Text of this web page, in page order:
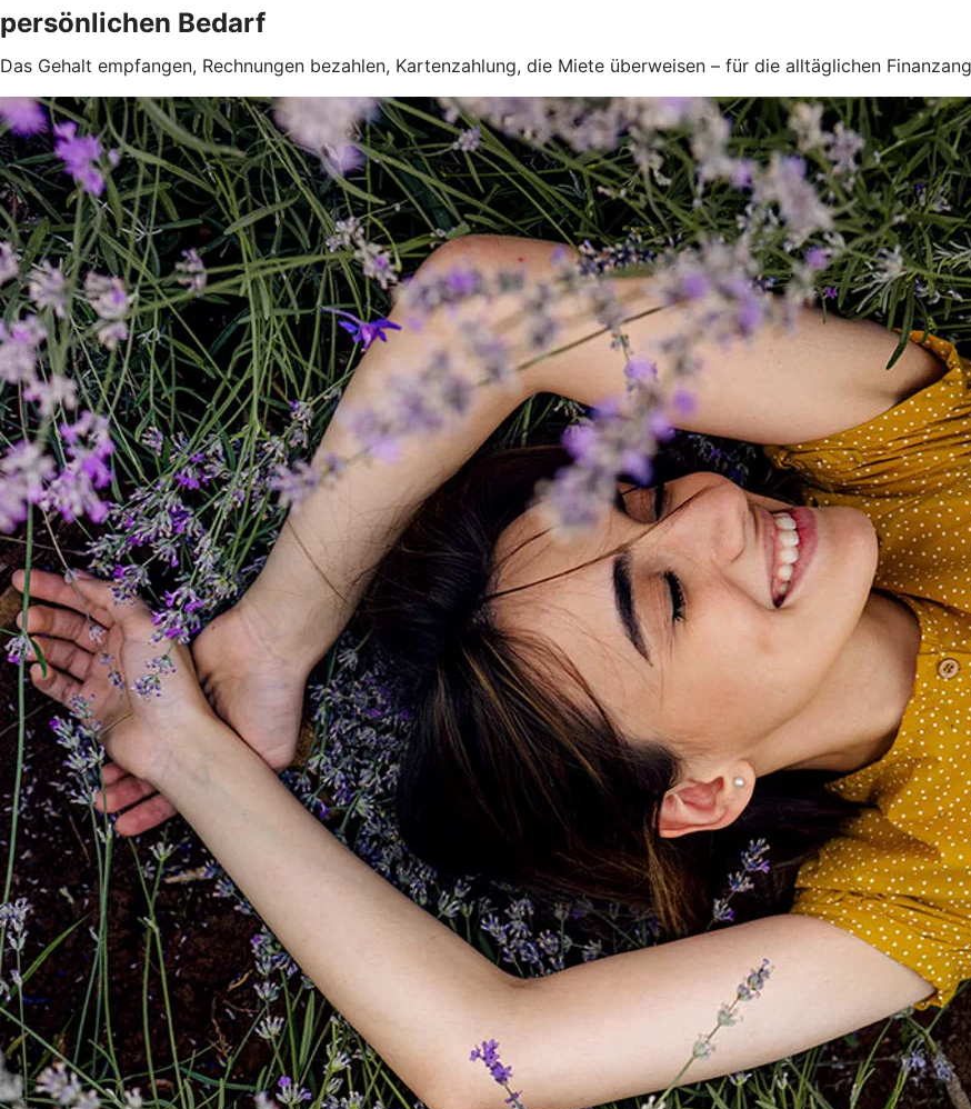
persönlichen Bedarf
Das Gehalt empfangen, Rechnungen bezahlen, Kartenzahlung, die Miete überweisen – für die alltäglichen